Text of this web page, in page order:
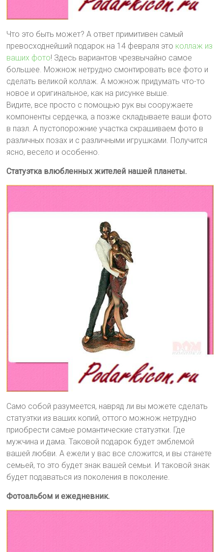
Что это быть может? А ответ примитивен самый
превосходнейший подарок на 14 февраля это коллаж из
ваших фото! Здесь вариантов чрезвычайно самое
большее. Можнож нетрудно смонтировать все фото и
сделать великой коллаж. А можнож придумать что-то
новое и оригинальное, как на рисунке выше.
Видите, все просто с помощью рук вы сооружаете
компоненты сердечка, а позже складываете ваши фото
в пазл. А пустопорожние участка скрашиваем фото в
различных позах и с различными игрушками. Получится
ясно, весело и особенно.
Статуэтка влюбленных жителей нашей планеты.
Само собой разумеется, навряд ли вы можете сделать
статуэтки из ваших копий, оттого можнож нетрудно
приобрести самые романтические статуэтки. Где
мужчина и дама. Таковой подарок будет эмблемой
вашей любви. А ежели у вас все сложится, и вы станете
семьей, то это будет знак вашей семьи. И таковой знак
будет подаваться из поколения в поколение.
Фотоальбом и ежедневник.